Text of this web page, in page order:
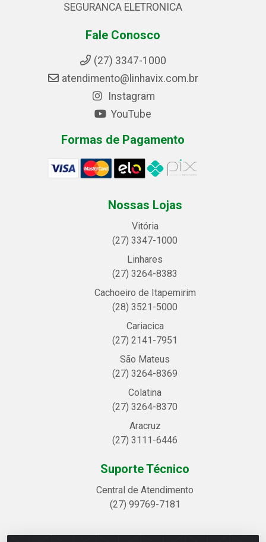
SEGURANCA ELETRONICA
Fale Conosco
(27) 3347-1000
atendimento@linhavix.com.br
Instagram
YouTube
Formas de Pagamento
Nossas Lojas
Vitória
(27) 3347-1000
Linhares
(27) 3264-8383
Cachoeiro de Itapemirim
(28) 3521-5000
Cariacica
(27) 2141-7951
São Mateus
(27) 3264-8369
Colatina
(27) 3264-8370
Aracruz
(27) 3111-6446
Suporte Técnico
Central de Atendimento
(27) 99769-7181